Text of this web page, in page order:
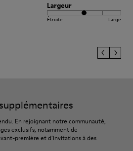
Largeur
Étroite Large
En rejoignant notre communauté,
exclusifs, notamment de
première et d’invitations à des